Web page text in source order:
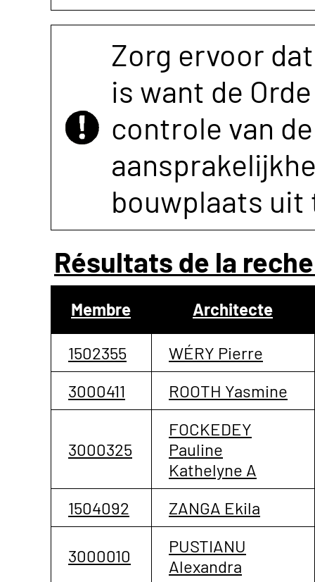
Zorg ervoor
is want de
controle van
bouwplaats uit
Résultats de la
Membre Architecte
1502355
WÉRY Pierre
3000411
ROOTH Yasmine
3000325
FOCKEDEY
Pauline
Kathelyne A
1504092
ZANGA Ekila
3000010
PUSTIANU
Alexandra